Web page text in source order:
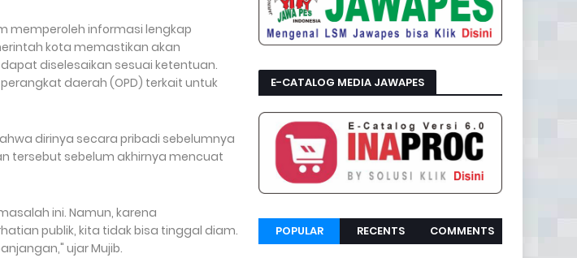
memperoleh informasi lengkap
kota memastikan akan
diselesaikan sesuai ketentuan.
daerah (OPD) terkait untuk
dirinya secara pribadi sebelumnya
tersebut sebelum akhirnya mencuat
ini. Namun, karena
publik, kita tidak bisa tinggal diam.
ujar Mujib.
E-CATALOG MEDIA JAWAPES
POPULAR RECENTS COMMENTS